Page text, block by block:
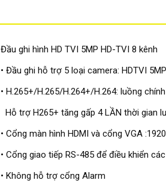
Đầu ghi hình HD TVI 5MP HD-TVI 8 kênh
• Đầu ghi hỗ trợ 5 loại camera: HDTVI
• H.265+/H.265/H.264+/H.264: luồng
Hỗ trợ H265+ tăng gấp 4 LẦN thời gian
• Cổng màn hình HDMI và cổng VGA
• Cổng giao tiếp RS-485 để điều khiển
• Không hỗ trợ cổng Alarm